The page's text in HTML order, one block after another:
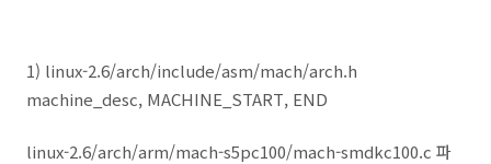
1) linux-2.6/arch/include/asm/mach/arch.h
machine_desc, MACHINE_START, END
linux-2.6/arch/arm/mach-s5pc100/mach-smdkc100.c 파